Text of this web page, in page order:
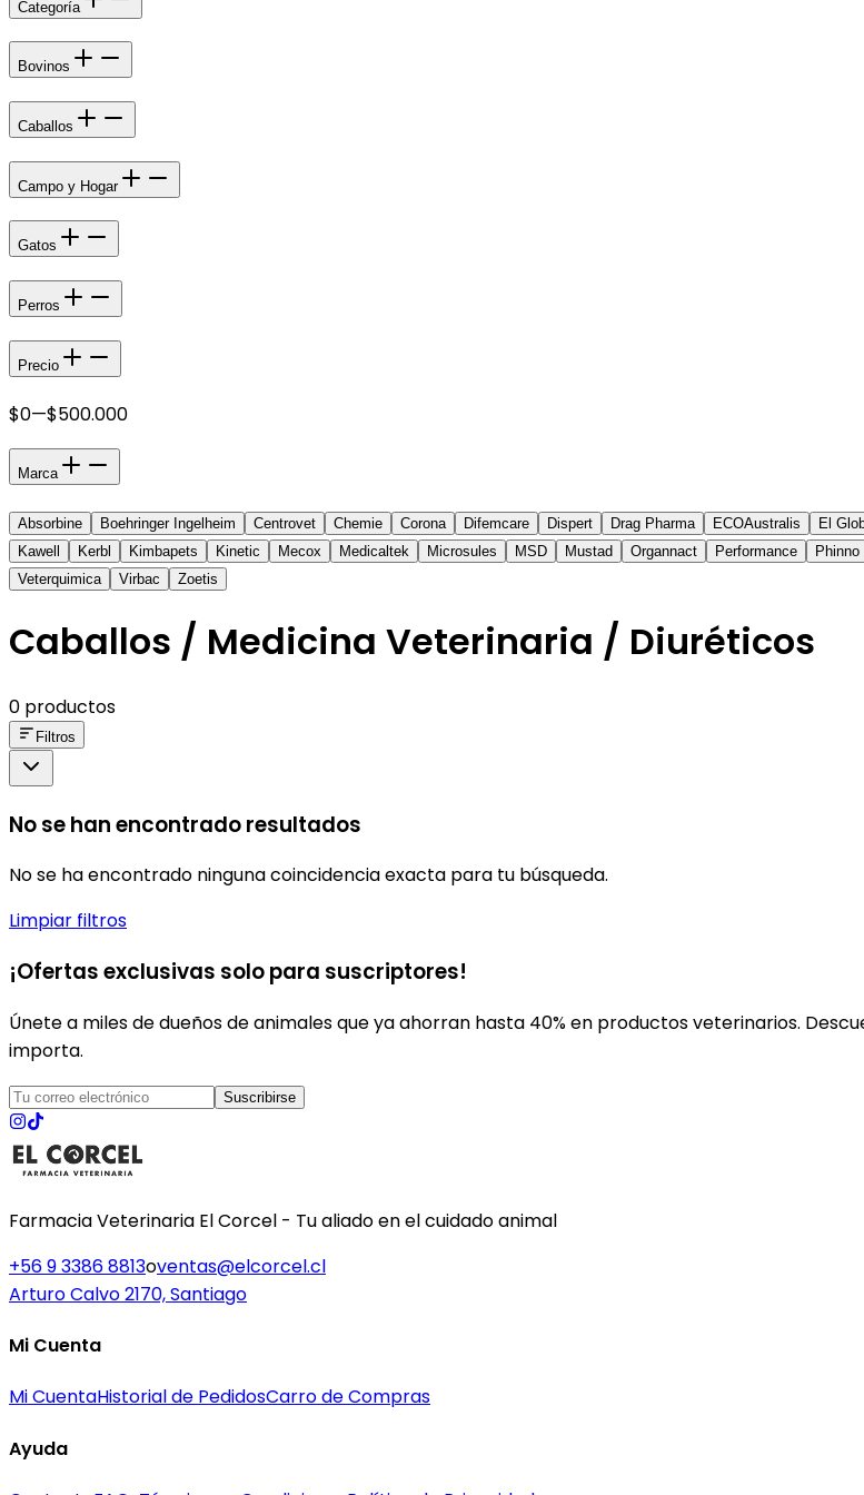
Categoría
Bovinos
Caballos
Campo y Hogar
Gatos
Perros
Precio
$0—$500.000
Marca
Absorbine Boehringer Ingelheim Centrovet Chemie Corona Difemcare Dispert Drag Pharma ECOAustralis El
Kawell
Kerbl Kimbapets Kinetic Mecox Medicaltek Microsules MSD Mustad Organnact Performance Phinno
Veterquimica
Virbac Zoetis
Caballos / Medicina Veterinaria / Diuréticos
0 productos
Filtros
No se han encontrado resultados
No se ha encontrado ninguna coincidencia exacta para tu búsqueda.
Limpiar filtros
¡Ofertas exclusivas solo para suscriptores!
Únete a miles de dueños de animales que ya ahorran hasta 40% en productos veterinarios.
importa.
Suscribirse
Farmacia Veterinaria El Corcel - Tu aliado en el cuidado animal
+56 9 3386 8813oventas@elcorcel.cl
Arturo Calvo 2170, Santiago
Mi Cuenta
Mi CuentaHistorial de PedidosCarro de Compras
Ayuda